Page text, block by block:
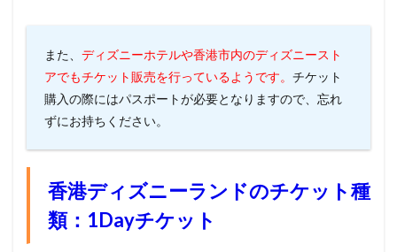
また、 ディズニーホテルや香港市内のディズニースト
アでもチケット販売を行っているようです。 チケット
購入の際にはパスポートが必要となりますので、忘れ
ずにお持ちください。
香港ディズニーランドのチケット種
類：1Dayチケット